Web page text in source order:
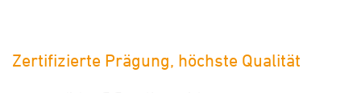
Zertifizierte Prägung, höchste Qualität